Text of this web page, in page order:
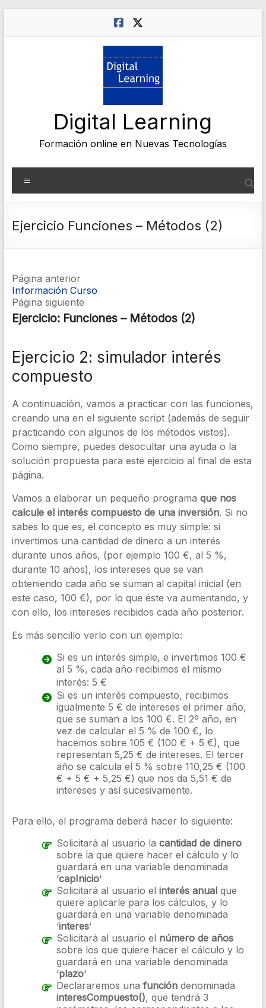
Digital Learning
Formación online en Nuevas Tecnologías
Ejercicio Funciones – Métodos (2)
Página anterior
Información Curso
Página siguiente
Ejercicio: Funciones – Métodos (2)
Ejercicio 2: simulador interés
compuesto
A continuación, vamos a practicar con las funciones,
creando una en el siguiente script (además de seguir
practicando con algunos de los métodos vistos).
Como siempre, puedes desocultar una ayuda o la
solución propuesta para este ejercicio al final de esta
página.
Vamos a elaborar un pequeño programa que nos
calcule el interés compuesto de una inversión. Si no
sabes lo que es, el concepto es muy simple: si
invertimos una cantidad de dinero a un interés
durante unos años, (por ejemplo 100 €, al 5 %,
durante 10 años), los intereses que se van
obteniendo cada año se suman al capital inicial (en
este caso, 100 €), por lo que éste va aumentando, y
con ello, los intereses recibidos cada año posterior.
Es más sencillo verlo con un ejemplo:
Si es un interés simple, e invertimos 100 €
al 5 %, cada año recibimos el mismo
interés: 5 €
Si es un interés compuesto, recibimos
igualmente 5 € de intereses el primer año,
que se suman a los 100 €. El 2º año, en
vez de calcular el 5 % de 100 €, lo
hacemos sobre 105 € (100 € + 5 €), que
representan 5,25 € de intereses. El tercer
año se calcula el 5 % sobre 110,25 € (100
€ + 5 € + 5,25 €) que nos da 5,51 € de
intereses y así sucesivamente.
Para ello, el programa deberá hacer lo siguiente:
Solicitará al usuario la cantidad de dinero
sobre la que quiere hacer el cálculo y lo
guardará en una variable denominada
‘capInicio‘
Solicitará al usuario el interés anualque
quiere aplicarle para los cálculos, y lo
guardará en una variable denominada
‘interes‘
Solicitará al usuario el número de años
sobre los que quiere hacer el cálculo y lo
guardará en una variable denominada
‘plazo‘
Declararemos una funcióndenominada
interesCompuesto(), que tendrá 3